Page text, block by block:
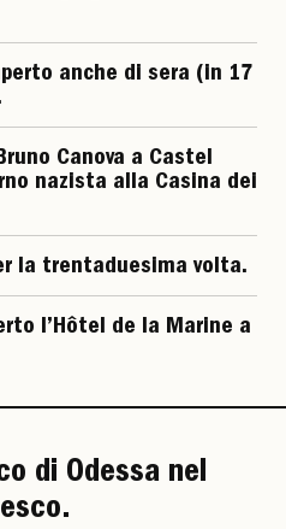
anche di sera (in 17
Canova a Castel
nazista alla Casina dei
la trentaduesima volta.
l’Hôtel de la Marine a
di Odessa nel